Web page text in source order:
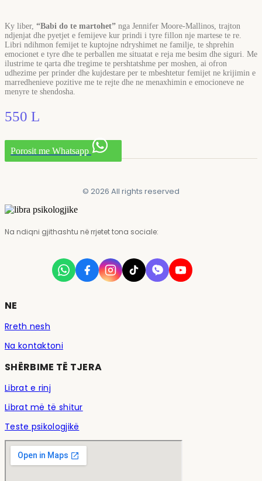
Ky liber, “Babi do te martohet” nga Jennifer Moore-Mallinos, trajton
ndjenjat dhe pyetjet e femijeve kur prindi i tyre fillon nje martese te re.
Libri ndihmon femijet te kuptojne ndryshimet ne familje, te shprehin
emocionet e tyre dhe te perballen me situatat e reja me besim dhe siguri. Me
ilustrime te qarta dhe tregime te pershtatshme per moshen, ai ofron
udhezime per prinder dhe kujdestare per te mbeshtetur femijet ne krijimin e
marredhenieve pozitive me te rejte dhe ne menaxhimin e emocioneve ne
menyre te shendosha.
550 L
Porosit me Whatsapp
© 2026 All rights reserved
Na ndiqni gjithashtu në rrjetet tona sociale:
NE
Rreth nesh
Na kontaktoni
SHËRBIME TË TJERA
Librat e rinj
Librat më të shitur
Teste psikologjikë